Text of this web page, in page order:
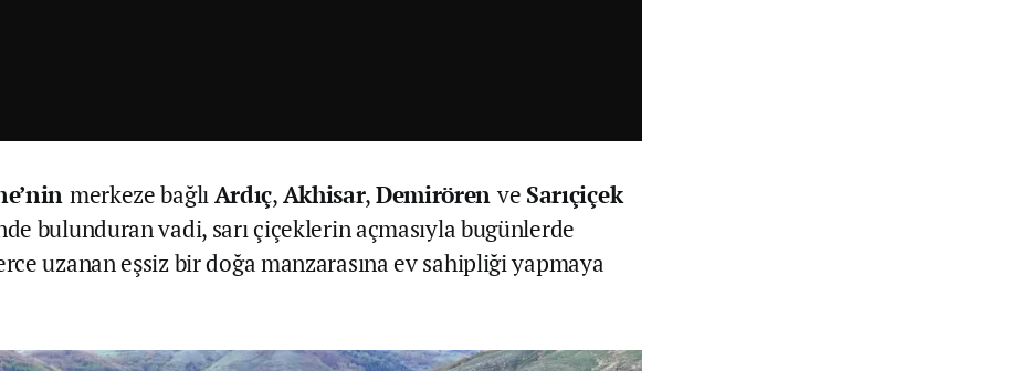
merkeze bağlıArdıç,Akhisar,Demirörenve Sarıçiçek
bulunduran vadi, sarı çiçeklerin açmasıyla bugünlerde
uzanan eşsiz bir doğa manzarasına ev sahipliği yapmaya